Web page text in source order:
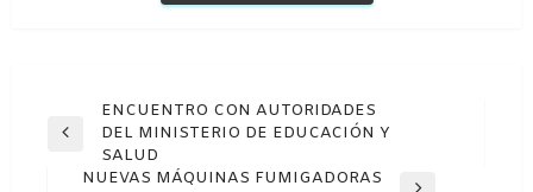
Navegación
de
entradas
Entrada
anterior
ENCUENTRO CON AUTORIDADES
DEL MINISTERIO DE EDUCACIÓN Y
SALUD
NUEVAS MÁQUINAS FUMIGADORAS